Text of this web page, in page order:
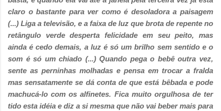
claro o bastante para ver como é desoladora a paisagem
(...) Liga a televisão, e a faixa de luz que brota de repente no
retângulo verde desperta felicidade em seu peito, mas
ainda é cedo demais, a luz é só um brilho sem sentido e o
som é só um chiado (...) Quando pega o bebê outra vez,
sente as perninhas molhadas e pensa em trocar a fralda
mas sensatamente se dá conta de que está bêbada e pode
machucá-lo com os alfinetes. Fica muito orgulhosa de ter
tido esta idéia e diz a si mesma que não vai beber mais para